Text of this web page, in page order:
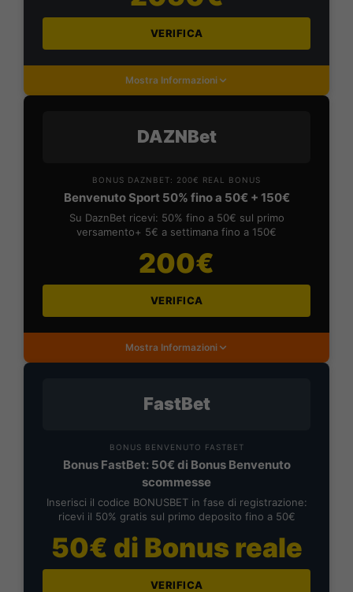
VERIFICA
Mostra Informazioni
DAZNBet
BONUS DAZNBET: 200€ REAL BONUS
Benvenuto Sport 50% fino a 50€ + 150€
Su DaznBet ricevi: 50% fino a 50€ sul primo
versamento+ 5€ a settimana fino a 150€
200€
VERIFICA
Mostra Informazioni
FastBet
BONUS BENVENUTO FASTBET
Bonus FastBet: 50€ di Bonus Benvenuto
scommesse
Inserisci il codice BONUSBET in fase di registrazione:
ricevi il 50% gratis sul primo deposito fino a 50€
50€ di Bonus reale
VERIFICA